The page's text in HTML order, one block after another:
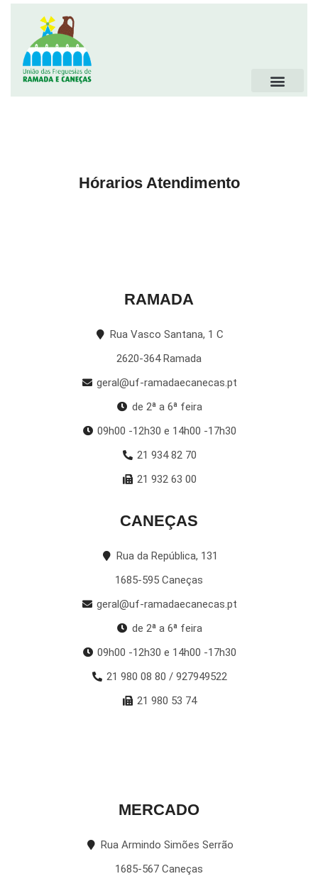
Hórarios Atendimento
RAMADA
Rua Vasco Santana, 1 C
2620-364 Ramada
geral@uf-ramadaecanecas.pt
de 2ª a 6ª feira
09h00 -12h30 e 14h00 -17h30
21 934 82 70
21 932 63 00
CANEÇAS
Rua da República, 131
1685-595 Caneças
geral@uf-ramadaecanecas.pt
de 2ª a 6ª feira
09h00 -12h30 e 14h00 -17h30
21 980 08 80 / 927949522
21 980 53 74
MERCADO
Rua Armindo Simões Serrão
1685-567 Caneças